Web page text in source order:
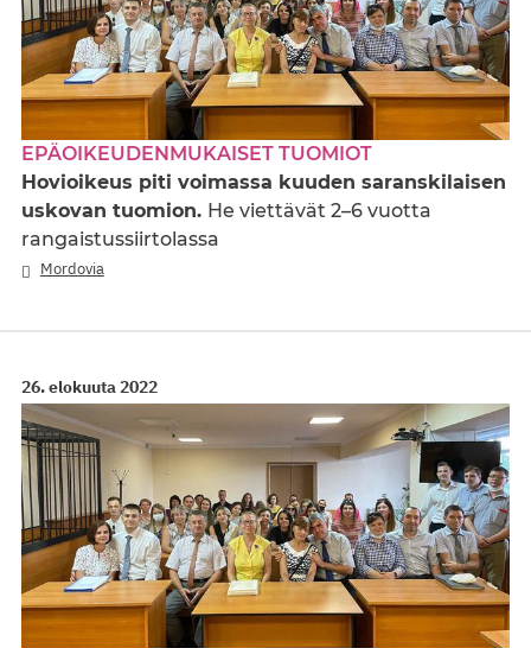
EPÄOIKEUDENMUKAISET TUOMIOT
Hovioikeus piti voimassa kuuden saranskilaisen
uskovan tuomion. He viettävät 2–6 vuotta
rangaistussiirtolassa
Mordovia
26. elokuuta 2022